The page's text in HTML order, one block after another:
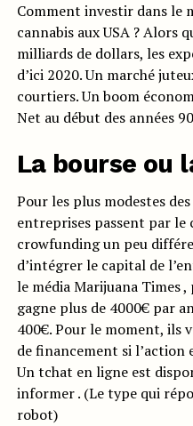
Comment investir dans le
cannabis aux USA ? Alors
milliards de dollars, les
d’ici 2020. Un marché
courtiers. Un boom
Net au début des années
La bourse ou
Pour les plus modestes
entreprises passent par le
crowfunding un peu
d’intégrer le capital de
le média Marijuana Times
gagne plus de 4000€ par
400€. Pour le moment, ils
de financement si l’action
Un tchat en ligne est
informer . (Le type qui
robot)